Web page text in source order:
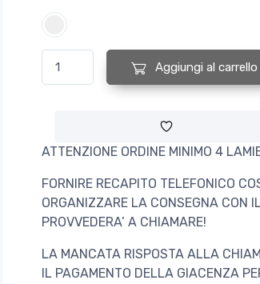
LAMIERA ZINCATA PER COPERTURA
Aggiungi al carrello
ATTENZIONE ORDINE MINIMO 4
FORNIRE RECAPITO TELEFONICO
ORGANIZZARE LA CONSEGNA CON
PROVVEDERA’ A CHIAMARE!
LA MANCATA RISPOSTA ALLA
IL PAGAMENTO DELLA GIACENZA